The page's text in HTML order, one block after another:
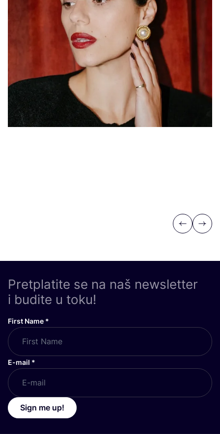
Previous
Next
Pretplatite se na naš newsletter
i budite u toku!
First Name *
E-mail *
Sign me up!